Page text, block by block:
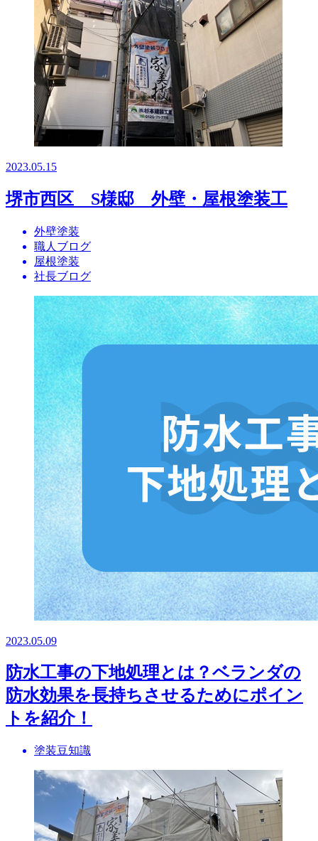
2023.05.15
堺市西区 S様邸 外壁・屋根塗装工
外壁塗装
職人ブログ
屋根塗装
社長ブログ
2023.05.09
防水工事の下地処理とは？ベランダの
防水効果を長持ちさせるためにポイン
トを紹介！
塗装豆知識